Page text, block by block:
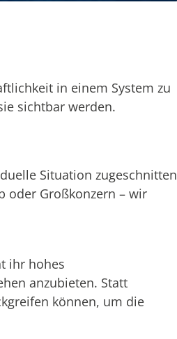
in einem System zu
sichtbar werden.
Situation zugeschnitten
oder Großkonzern – wir
ihr hohes
anzubieten. Statt
können, um die